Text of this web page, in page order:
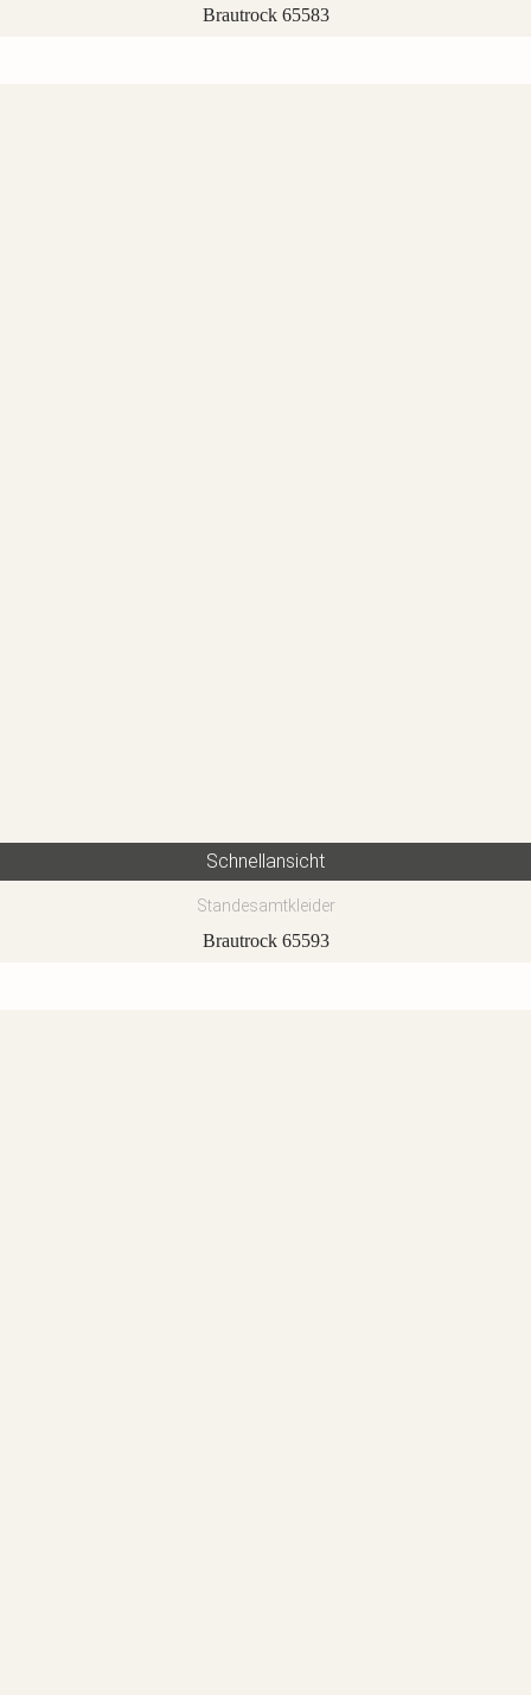
Brautrock 65583
Schnellansicht
Standesamtkleider
Brautrock 65593